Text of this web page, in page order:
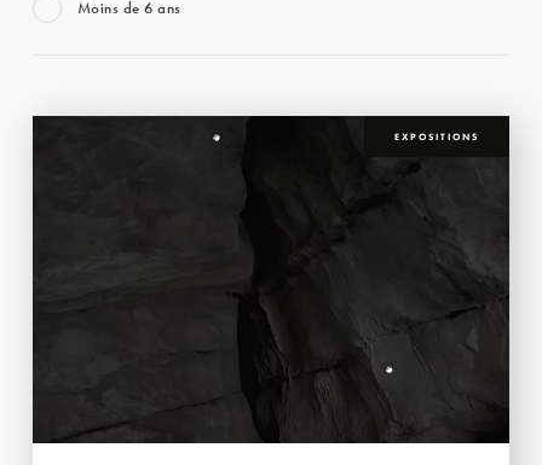
Moins de 6 ans
EXPOSITIONS